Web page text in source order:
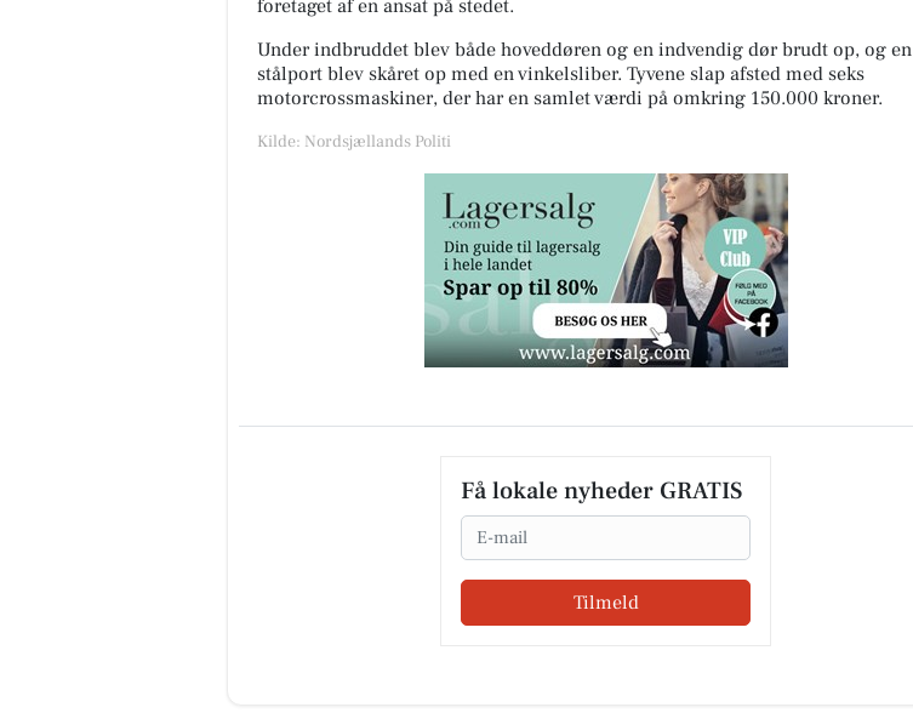
foretaget af en ansat på stedet.
Under indbruddet blev både hoveddøren og en indvendig dør brudt op, og en
stålport blev skåret op med en vinkelsliber. Tyvene slap afsted med seks
motorcrossmaskiner, der har en samlet værdi på omkring 150.000 kroner.
Kilde: Nordsjællands Politi
Få lokale nyheder GRATIS
Email
Tilmeld